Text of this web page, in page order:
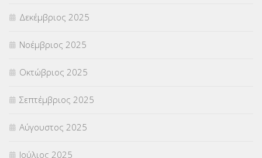
ΣΧΟΛΙΚΟΙ ΣΥΜΒΟΥΛΟΙ
ΥΠΕΡΑΡΙΘΜΟΙ(1)
ΥΠΟΤΡΟΦΙΕΣ(28)
ΦΥΣΙΚΗ ΑΓΩΓΗ(692)
Χωρίς κατηγορία
Δεκέμβριος 2025
Νοέμβριος 2025
Οκτώβριος 2025
Σεπτέμβριος 2025
Αύγουστος 2025
Ιούλιος 2025